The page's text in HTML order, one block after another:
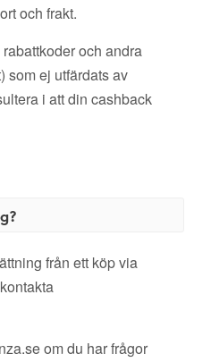
och frakt.
och andra
som ej utfärdats av
i att din cashback
från ett köp via
om du har frågor